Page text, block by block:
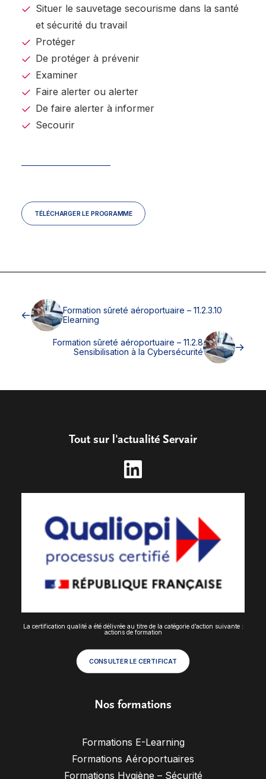
Situer le sauvetage secourisme dans la santé
et sécurité du travail
Protéger
De protéger à prévenir
Examiner
Faire alerter ou alerter
De faire alerter à informer
Secourir
TÉLÉCHARGER LE PROGRAMME
Formation sûreté aéroportuaire – 11.2.3.10
Elearning
Formation sûreté aéroportuaire – 11.2.8
Sensibilisation à la Cybersécurité
Tout sur l'actualité Servair
La certification qualité a été délivrée au titre de la catégorie d’action suivante :
actions de formation
CONSULTER LE CERTIFICAT
Nos formations
Formations E-Learning
Formations Aéroportuaires
Formations Hygiène – Sécurité